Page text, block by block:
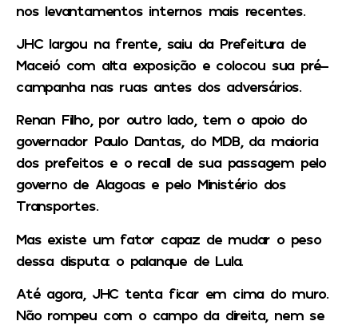
nos levantamentos internos mais recentes.
JHC largou na frente, saiu da Prefeitura de
Maceió com alta exposição e colocou sua pré-
campanha nas ruas antes dos adversários.
Renan Filho, por outro lado, tem o apoio do
governador Paulo Dantas, do MDB, da maioria
dos prefeitos e o recall de sua passagem pelo
governo de Alagoas e pelo Ministério dos
Transportes.
Mas existe um fator capaz de mudar o peso
dessa disputa: o palanque de Lula.
Até agora, JHC tenta ficar em cima do muro.
Não rompeu com o campo da direita, nem se